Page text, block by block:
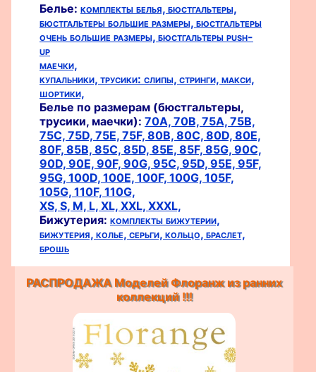
Белье: комплекты белья, бюстгальтеры,
бюстгальтеры большие размеры, бюстгальтеры
очень большие размеры, бюстгальтеры push-
up
маечки,
купальники, трусики: слипы, стринги, макси,
шортики,
Белье по размерам (бюстгальтеры,
трусики, маечки): 70A, 70B, 75A, 75B,
75C, 75D, 75E, 75F, 80B, 80C, 80D, 80E,
80F, 85B, 85C, 85D, 85E, 85F, 85G, 90C,
90D, 90E, 90F, 90G, 95C, 95D, 95E, 95F,
95G, 100D, 100E, 100F, 100G, 105F,
105G, 110F, 110G,
XS, S, M, L, XL, XXL, XXXL,
Бижутерия: комплекты бижутерии,
бижутерия, колье, серьги, кольцо, браслет,
брошь
РАСПРОДАЖА Моделей Флоранж из ранних
коллекций !!!